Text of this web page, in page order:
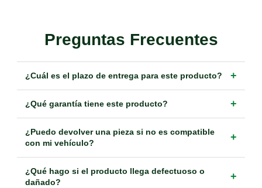
Preguntas Frecuentes
¿Cuál es el plazo de entrega para este producto? +
¿Qué garantía tiene este producto? +
¿Puedo devolver una pieza si no es compatible
con mi vehículo?
+
¿Qué hago si el producto llega defectuoso o
dañado?
+